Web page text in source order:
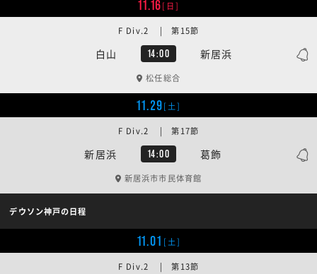
11.16[日]
白山 14:00 新居浜
F Div.2 | 第15節
松任総合
11.29[土]
新居浜 14:00 葛飾
F Div.2 | 第17節
新居浜市市民体育館
デウソン神戸の日程
11.01 [土]
F Div.2 | 第13節